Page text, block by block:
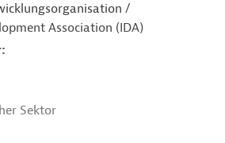
/
Association (IDA)
Sektor